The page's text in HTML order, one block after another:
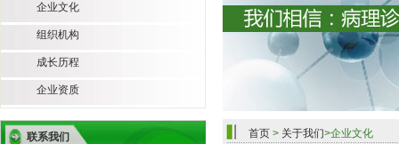
企业文化
组织机构
成长历程
企业资质
联系我们 首页 > 关于我们>企业文化